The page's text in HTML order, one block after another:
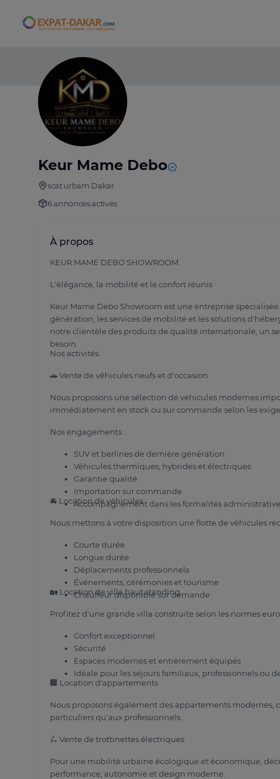
Expat-Dakar
Keur Mame Debo
scat urbam Dakar
6 annonces actives
À propos
KEUR MAME DEBO SHOWROOM
L'élégance, la mobilité et le confort réunis
Keur Mame Debo Showroom est une entreprise
génération, les services de mobilité et les solutions
notre clientèle des produits de qualité internationale, un
besoin.
Nos activités
🚗 Vente de véhicules neufs et d'occasion
Nous proposons une sélection de véhicules modernes
immédiatement en stock ou sur commande selon les
Nos engagements :
SUV et berlines de dernière génération
Véhicules thermiques, hybrides et électriques
Garantie qualité
Importation sur commande
Accompagnement dans les formalités
🚘 Location de véhicules
Nous mettons à votre disposition une flotte de véhicules
Courte durée
Longue durée
Déplacements professionnels
Événements, cérémonies et tourisme
Chauffeur disponible sur demande
🏡 Location de villa haut standing
Profitez d'une grande villa construite selon les normes
Confort exceptionnel
Sécurité
Espaces modernes et entièrement équipés
Idéale pour les séjours familiaux, professionnels ou
🏢 Location d'appartements
Nous proposons également des appartements modernes,
particuliers qu'aux professionnels.
🛴 Vente de trottinettes électriques
Pour une mobilité urbaine écologique et économique,
performance, autonomie et design moderne.